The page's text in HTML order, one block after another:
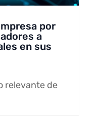
por
a
en sus
relevante de